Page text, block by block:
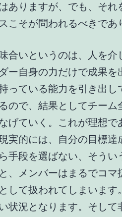
ありますが、でも、それ
こそが問われるべきであ
合いというのは、人を介
ー自身の力だけで成果を
っている能力を引き出し
ので、結果としてチーム
げていく。これが理想で
実的には、自分の目標達
手段を選ばない、そうい
、メンバーはまるでコマ
して扱われてしまいます
状況となります。そして